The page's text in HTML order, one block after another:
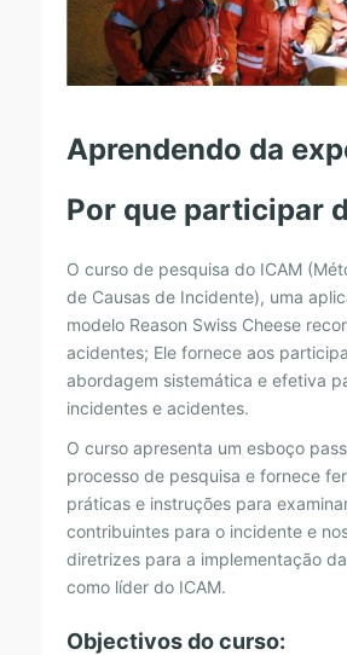
S
O
A
Á
L
I
S
E
E
I
N
V
E
S
T
I
G
Aprendendo da
Por que participar
O curso de pesquisa do ICAM
de Causas de Incidente), uma
modelo Reason Swiss Cheese
acidentes; Ele fornece aos
abordagem sistemática e efetiva
incidentes e acidentes.
O curso apresenta um esboço
processo de pesquisa e fornece
práticas e instruções para
contribuintes para o incidente e
diretrizes para a implementação
como líder do ICAM.
Objectivos do curso: